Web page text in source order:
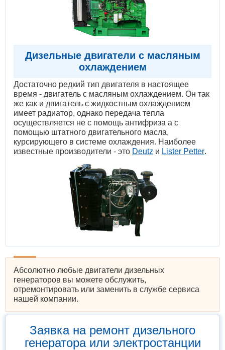
Дизельные двигатели с масляным
охлаждением
Достаточно редкий тип двигателя в настоящее
время - двигатель с масляным охлаждением. Он так
же как и двигатель с жидкостным охлаждением
имеет радиатор, однако передача тепла
осуществляется не с помощь антифриза а с
помощью штатного двигательного масла,
курсирующего в системе охлаждения. Наиболее
известные производители - это Deutz и Lister Petter.
Абсолютно любые двигатели дизельных
генераторов вы можете обслужить,
отремонтировать или заменить в службе сервиса
нашей компании.
Заявка на ремонт дизельного
генератора или электростанции